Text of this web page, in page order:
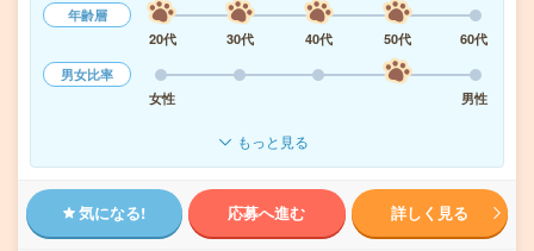
年齢層
20代
30代 40代 50代
60代
男女比率
女性
男性
もっと見る
気になる! 応募へ進む 詳しく見る